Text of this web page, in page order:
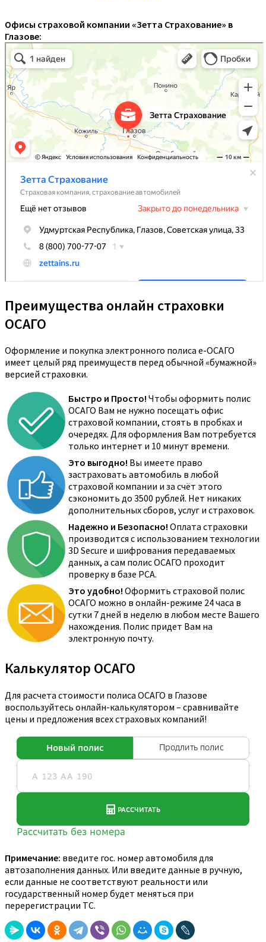
Офисы страховой компании «Зетта Страхование» в
Глазове:
Преимущества онлайн страховки
ОСАГО
Оформление и покупка электронного полиса е-ОСАГО
имеет целый ряд преимуществ перед обычной «бумажной»
версией страховки.
Быстро и Просто! Чтобы оформить полис
ОСАГО Вам не нужно посещать офис
страховой компании, стоять в пробках и
очередях. Для оформления Вам потребуется
только интернет и 10 минут времени.
Это выгодно! Вы имеете право
застраховать автомобиль в любой
страховой компании и за счёт этого
сэкономить до 3500 рублей. Нет никаких
дополнительных сборов, услуг и страховок.
Надежно и Безопасно! Оплата страховки
производится с использованием технологии
3D Secure и шифрования передаваемых
данных, а сам полис ОСАГО проходит
проверку в базе РСА.
Это удобно! Оформить страховой полис
ОСАГО можно в онлайн-режиме 24 часа в
сутки 7 дней в неделю в любом месте Вашего
нахождения. Полис придет Вам на
электронную почту.
Калькулятор ОСАГО
Для расчета стоимости полиса ОСАГО в Глазове
воспользуйтесь онлайн-калькулятором – сравнивайте
цены и предложения всех страховых компаний!
Примечание: введите гос. номер автомобиля для
автозаполнения данных. Или введите данные в ручную,
если данные не соответствуют реальности или
государственный номер будет меняться при
перерегистрации ТС.